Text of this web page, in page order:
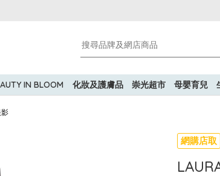
IN BLOOM 化妝及護膚品 崇光超市 母嬰育兒
網購店取